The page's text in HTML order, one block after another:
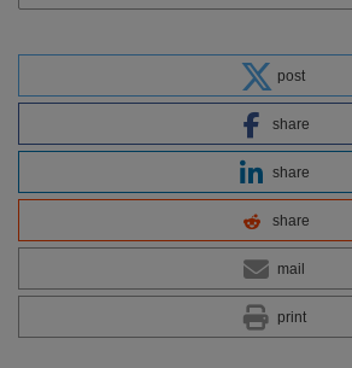
post
share
share
share
mail
print